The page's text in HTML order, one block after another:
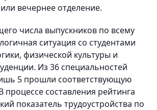
вечернее отделение.
числа выпускников по всему
ситуация со студентами
физической культуры и
Из 36 специальностей
5 прошли соответствующую
процессе составления рейтинга
показатель трудоустройства по